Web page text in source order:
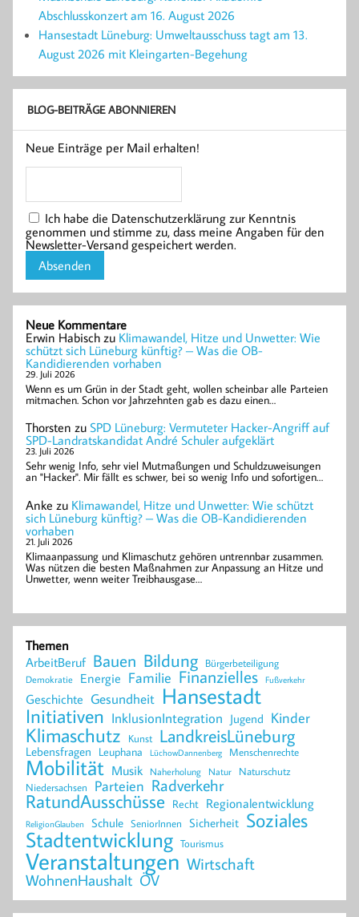
Abschlusskonzert am 16. August 2026
Hansestadt Lüneburg: Umweltausschuss tagt am 13.
August 2026 mit Kleingarten-Begehung
BLOG-BEITRÄGE ABONNIEREN
Neue Einträge per Mail erhalten!
Ich habe die Datenschutzerklärung zur Kenntnis
genommen und stimme zu, dass meine Angaben für den
Newsletter-Versand gespeichert werden.
Neue Kommentare
Erwin Habisch zu Klimawandel, Hitze und Unwetter: Wie
schützt sich Lüneburg künftig? – Was die OB-
Kandidierenden vorhaben
29. Juli 2026
Wenn es um Grün in der Stadt geht, wollen scheinbar alle Parteien
mitmachen. Schon vor Jahrzehnten gab es dazu einen…
Thorsten zu SPD Lüneburg: Vermuteter Hacker-Angriff auf
SPD-Landratskandidat André Schuler aufgeklärt
23. Juli 2026
Sehr wenig Info, sehr viel Mutmaßungen und Schuldzuweisungen
an "Hacker". Mir fällt es schwer, bei so wenig Info und sofortigen…
Anke zu Klimawandel, Hitze und Unwetter: Wie schützt
sich Lüneburg künftig? – Was die OB-Kandidierenden
vorhaben
21. Juli 2026
Klimaanpassung und Klimaschutz gehören untrennbar zusammen.
Was nützen die besten Maßnahmen zur Anpassung an Hitze und
Unwetter, wenn weiter Treibhausgase…
Themen
ArbeitBeruf Bauen Bildung Bürgerbeteiligung
Demokratie Energie Familie Finanzielles Fußverkehr
Geschichte Gesundheit Hansestadt
Initiativen InklusionIntegration Jugend Kinder
Klimaschutz Kunst LandkreisLüneburg
Lebensfragen Leuphana LüchowDannenberg Menschenrechte
Mobilität Musik Naherholung Natur Naturschutz
Niedersachsen Parteien Radverkehr
RatundAusschüsse Recht Regionalentwicklung
ReligionGlauben Schule SeniorInnen Sicherheit Soziales
Stadtentwicklung Tourismus
Veranstaltungen Wirtschaft
WohnenHaushalt ÖV